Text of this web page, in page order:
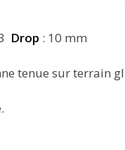
Drop : 10 mm
tenue sur terrain